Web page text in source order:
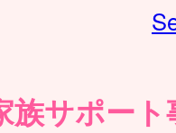
族サポート